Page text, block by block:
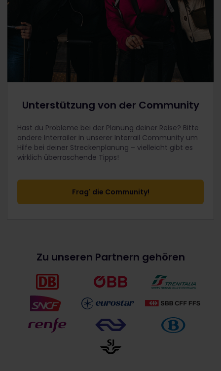
Unterstützung von der Community
Hast du Probleme bei der Planung deiner Reise? Bitte
andere Interrailer in unserer Interrail Community um
Hilfe bei deiner Streckenplanung – vielleicht gibt es
wirklich überraschende Tipps!
Frag' die Community!
Zu unseren Partnern gehören